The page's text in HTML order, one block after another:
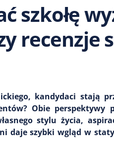
szkołę
recenzje
kandydaci stają
Obie
stylu życia,
daje szybki wgląd w